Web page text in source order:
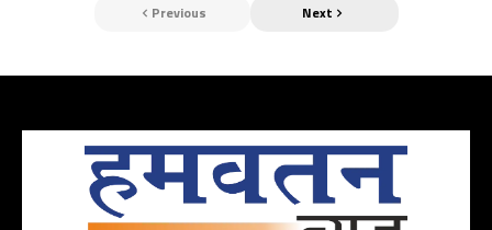
Previous Next